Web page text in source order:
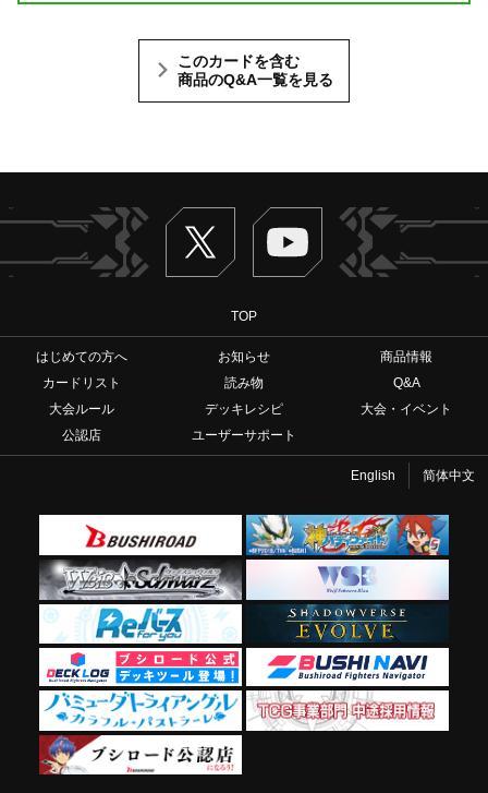
このカードを含む
商品のQ&A一覧を見る
Twitter ヴァンガードch
TOP
はじめての方へ お知らせ
商品情報
カードリスト
読み物
Q&A
大会ルール
デッキレシピ
大会・イベント
公認店
ユーザーサポート
English 简体中文